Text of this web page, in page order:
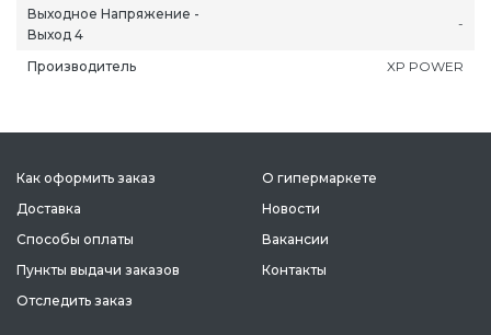
Выходное Напряжение -
Выход 4
-
Производитель XP POWER
Как оформить заказ
Доставка
Способы оплаты
Пункты выдачи заказов
Отследить заказ
О гипермаркете
Новости
Вакансии
Контакты
Магас
Междуреченск
Нальчик
Нарьян-Мар
Орёл
Пенза
Пермь
Петрозаводск
Псков